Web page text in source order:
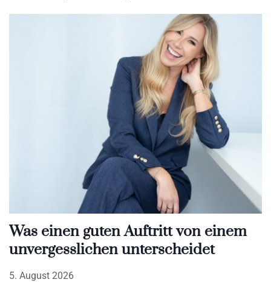
Was einen guten Auftritt von einem
unvergesslichen unterscheidet
5. August 2026